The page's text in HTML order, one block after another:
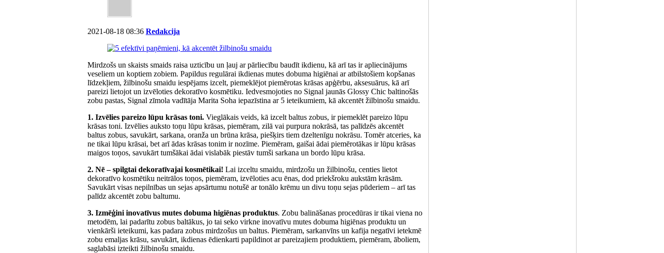
2021-08-18 08:36 Redakcija
Mirdzošs un skaists smaids raisa uzticību un ļauj ar pārliecību baudīt ikdienu, kā arī tas ir apliecinājums
veseliem un koptiem zobiem. Papildus regulārai ikdienas mutes dobuma higiēnai ar atbilstošiem kopšanas
līdzekļiem, žilbinošu smaidu iespējams izcelt, piemeklējot piemērotas krāsas apģērbu, aksesuārus, kā arī
pareizi lietojot un izvēloties dekoratīvo kosmētiku. Iedvesmojoties no Signal jaunās Glossy Chic baltinošās
zobu pastas, Signal zīmola vadītāja Marita Soha iepazīstina ar 5 ieteikumiem, kā akcentēt žilbinošu smaidu.
1. Izvēlies pareizo lūpu krāsas toni. Vieglākais veids, kā izcelt baltus zobus, ir piemeklēt pareizo lūpu
krāsas toni. Izvēlies auksto toņu lūpu krāsas, piemēram, zilā vai purpura nokrāsā, tas palīdzēs akcentēt
baltus zobus, savukārt, sarkana, oranža un brūna krāsa, piešķirs tiem dzeltenīgu nokrāsu. Tomēr atceries, ka
ne tikai lūpu krāsai, bet arī ādas krāsas tonim ir nozīme. Piemēram, gaišai ādai piemērotākas ir lūpu krāsas
maigos toņos, savukārt tumšākai ādai vislabāk piestāv tumši sarkana un bordo lūpu krāsa.
2. Nē – spilgtai dekoratīvajai kosmētikai! Lai izceltu smaidu, mirdzošu un žilbinošu, centies lietot
dekoratīvo kosmētiku neitrālos toņos, piemēram, izvēloties acu ēnas, dod priekšroku aukstām krāsām.
Savukārt visas nepilnības un sejas apsārtumu notušē ar tonālo krēmu un divu toņu sejas pūderiem – arī tas
palīdz akcentēt zobu baltumu.
3. Izmēģini inovatīvus mutes dobuma higiēnas produktus. Zobu balināšanas procedūras ir tikai viena no
metodēm, lai padarītu zobus baltākus, jo tai seko virkne inovatīvu mutes dobuma higiēnas produktu un
vienkārši ieteikumi, kas padara zobus mirdzošus un baltus. Piemēram, sarkanvīns un kafija negatīvi ietekmē
zobu emaljas krāsu, savukārt, ikdienas ēdienkarti papildinot ar pareizajiem produktiem, piemēram, āboliem,
saglabāsi izteikti žilbinošu smaidu.